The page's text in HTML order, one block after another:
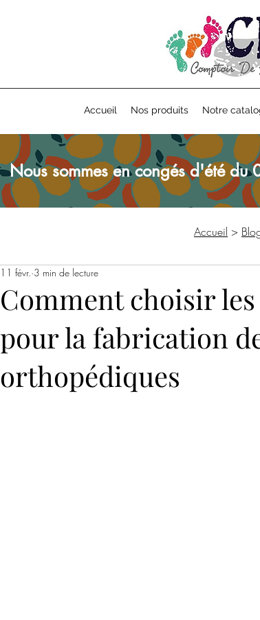
Accueil Nos produits Notre
Nous sommes en congés d'été
Accueil >
Comment choisir
pour la fabrication
orthopédiques
11 févr. 3 min de lecture